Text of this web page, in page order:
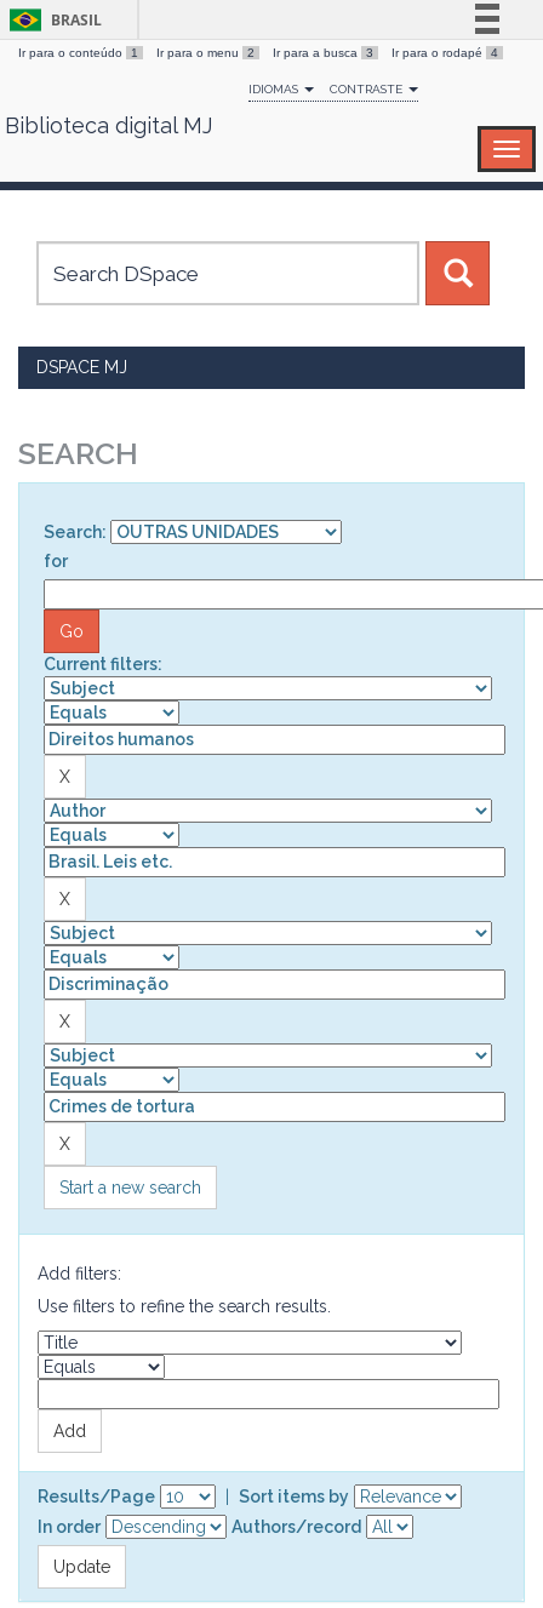
Skip
BRASIL
Simplifique!
Comunica BR
Canais
Ir para o conteúdo 1 Ir para o menu 2 Ir para a busca 3 Ir para o rodapé 4
IDIOMAS CONTRASTE
Biblioteca digital MJ
DSPACE MJ
SEARCH
Search:
for
Current filters:
Start a new search
Add filters:
Use filters to refine the search results.
Results/Page
Sort items by
In order
Authors/record